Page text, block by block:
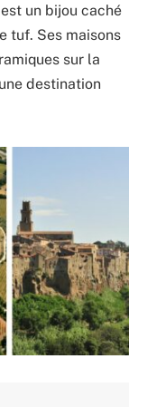
un bijou caché
tuf. Ses maisons
sur la
destination